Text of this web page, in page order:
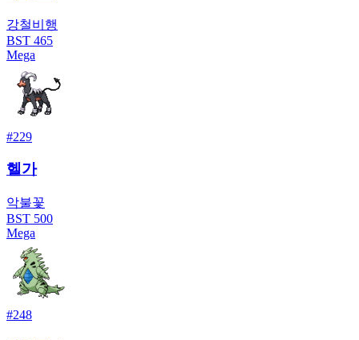
강철비행
BST 465
Mega
#229
헬가
악불꽃
BST 500
Mega
#248